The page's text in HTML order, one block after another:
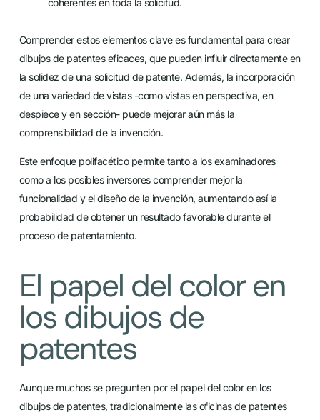
coherentes en toda la solicitud.
Comprender estos elementos clave es fundamental para crear
dibujos de patentes eficaces, que pueden influir directamente en
la solidez de una solicitud de patente. Además, la incorporación
de una variedad de vistas -como vistas en perspectiva, en
despiece y en sección- puede mejorar aún más la
comprensibilidad de la invención.
Este enfoque polifacético permite tanto a los examinadores
como a los posibles inversores comprender mejor la
funcionalidad y el diseño de la invención, aumentando así la
probabilidad de obtener un resultado favorable durante el
proceso de patentamiento.
El papel del color en
los dibujos de
patentes
Aunque muchos se pregunten por el papel del color en los
dibujos de patentes, tradicionalmente las oficinas de patentes